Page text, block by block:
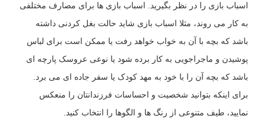
اسباب بازی را در نظر بگیرید. اسباب بازی ها برای مصارف مختلفی
به کار می روند، مثلا اسباب بازی شاید حالت بغل کردنی داشته
باشد که بچه با آن به خواب خواهد رفت یا ممکن است برای لباس
پوشیدن و ماجراجویی به کار برده شود یا نوعی عروسک پارچه ای
باشد که بچه آن را با خود به مهد کودک یا سفر جاده ای می برد.
برای اینکه بتوانید شخصیت و احساسات فرزندانتان را منعکس
نمایید، طیف متنوعی از رنگ ها و الگوها را انتخاب کنید.